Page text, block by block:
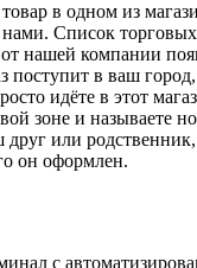
в одном из
Список торговых
нашей компании
поступит в ваш
идёте в этот
зоне и называете
или
он оформлен.
с